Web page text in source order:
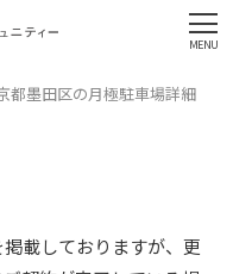
都墨田区の月極駐車場詳細
載しておりますが、更